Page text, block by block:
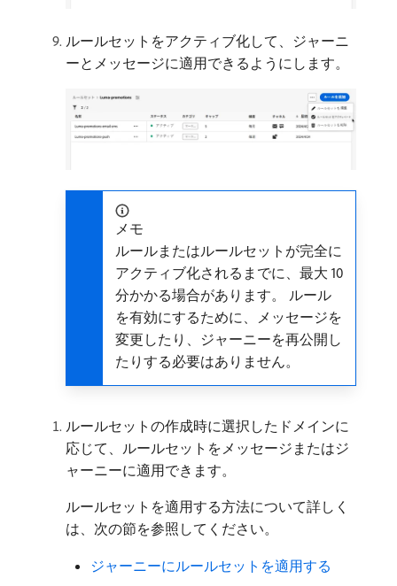
ルールセットをアクティブ化して、ジャーニ
ーとメッセージに適用できるようにします。
メモ
ルールまたはルールセットが完全に
アクティブ化されるまでに、最大 10
分かかる場合があります。 ルール
を有効にするために、メッセージを
変更したり、ジャーニーを再公開し
たりする必要はありません。
ルールセットの作成時に選択したドメインに
応じて、ルールセットをメッセージまたはジ
ャーニーに適用できます。
ルールセットを適用する方法について詳しく
は、次の節を参照してください。
ジャーニーにルールセットを適用する